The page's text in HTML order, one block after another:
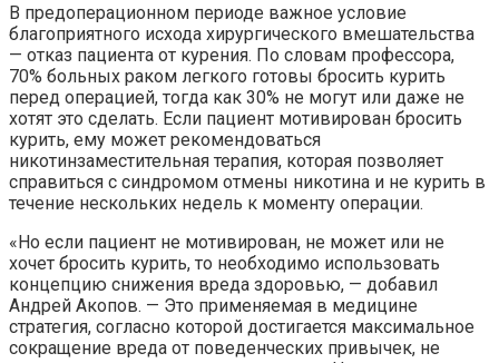
В предоперационном периоде важное условие
благоприятного исхода хирургического вмешательства
— отказ пациента от курения. По словам профессора,
70% больных раком легкого готовы бросить курить
перед операцией, тогда как 30% не могут или даже не
хотят это сделать. Если пациент мотивирован бросить
курить, ему может рекомендоваться
никотинзаместительная терапия, которая позволяет
справиться с синдромом отмены никотина и не курить в
течение нескольких недель к моменту операции.
«Но если пациент не мотивирован, не может или не
хочет бросить курить, то необходимо использовать
концепцию снижения вреда здоровью, — добавил
Андрей Акопов. — Это применяемая в медицине
стратегия, согласно которой достигается максимальное
сокращение вреда от поведенческих привычек, не